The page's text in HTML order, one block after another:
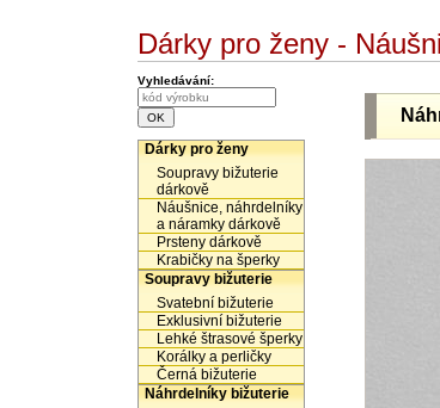
Dárky pro ženy -
Vyhledávání:
Dárky pro ženy
Soupravy bižuterie
dárkově
Náušnice, náhrdelníky
a náramky dárkově
Prsteny dárkově
Krabičky na šperky
Soupravy bižuterie
Svatební bižuterie
Exklusivní bižuterie
Lehké štrasové šperky
Korálky a perličky
Černá bižuterie
Náhrdelníky bižuterie